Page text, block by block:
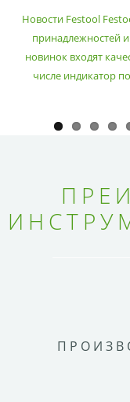
Новости Festool
принадлежностей
новинок входят
числе индикатор